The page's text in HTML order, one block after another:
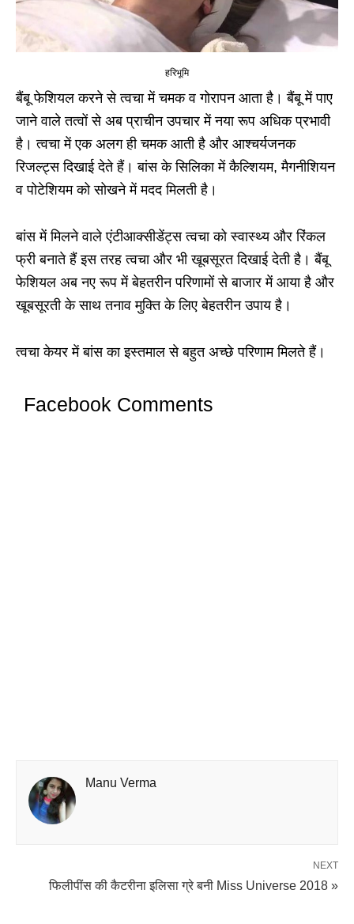
हरिभूमि
बैंबू फेशियल करने से त्वचा में चमक व गोरापन आता है। बैंबू में पाए
जाने वाले तत्वों से अब प्राचीन उपचार में नया रूप अधिक प्रभावी
है। त्वचा में एक अलग ही चमक आती है और आश्चर्यजनक
रिजल्ट्स दिखाई देते हैं। बांस के सिलिका में कैल्शियम, मैगनीशियन
व पोटेशियम को सोखने में मदद मिलती है।
बांस में मिलने वाले एंटीआक्सीडेंट्स त्वचा कोस्वास्थ्यऔर रिंकल
फ्री बनाते हैं इस तरह त्वचा और भी खूबसूरत दिखाई देती है। बैंबू
फेशियल अब नए रूप में बेहतरीन परिणामों से बाजार में आया है और
खूबसूरती के साथ तनाव मुक्ति के लिए बेहतरीन उपाय है।
त्वचा केयर में बांस का इस्तमाल से बहुत अच्छे परिणाम मिलते हैं।
Facebook Comments
Manu Verma
NEXT
फिलीपींस की कैटरीना इलिसा ग्रे बनी Miss Universe 2018 »